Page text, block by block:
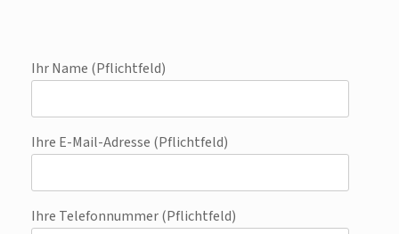
Ihr Name (Pflichtfeld)
Ihre E-Mail-Adresse (Pflichtfeld)
Ihre Telefonnummer (Pflichtfeld)